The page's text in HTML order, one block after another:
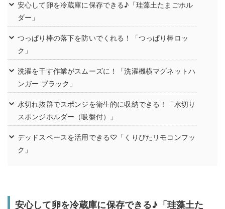
安心して卵を冷蔵庫に保存できる♪「珪藻土たまごホル
ダー」
つっぱり棒の落下を防いでくれる！「つっぱり棒ロッ
ク」
洗濯を干す作業がスムーズに！「洗濯機横マグネットハ
ンガー ブラック」
水切れ抜群でスポンジを衛生的に収納できる！「水切り
スポンジホルダー（吸盤付）」
デッドスペースを活用できる♡「くりぴたリモコンフッ
ク」
安心して卵を冷蔵庫に保存できる♪「珪藻土た